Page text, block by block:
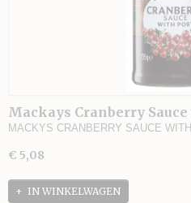
Mackays Cranberry
MACKYS CRANBERRY SAUCE
€ 5,08
IN WINKELWAGEN